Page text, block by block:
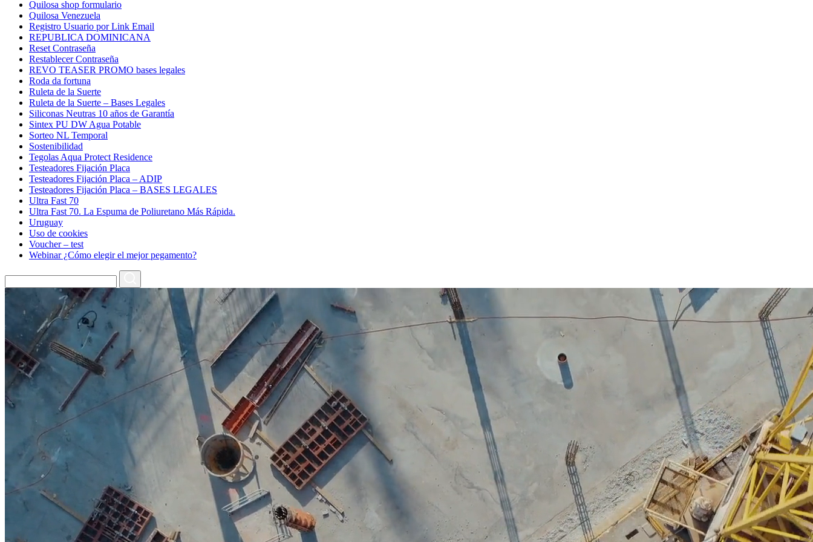
Quilosa shop formulario
Quilosa Venezuela
Registro Usuario por Link Email
REPUBLICA DOMINICANA
Reset Contraseña
Restablecer Contraseña
REVO TEASER PROMO bases legales
Roda da fortuna
Ruleta de la Suerte
Ruleta de la Suerte – Bases Legales
Siliconas Neutras 10 años de Garantía
Sintex PU DW Agua Potable
Sorteo NL Temporal
Sostenibilidad
Tegolas Aqua Protect Residence
Testeadores Fijación Placa
Testeadores Fijación Placa – ADIP
Testeadores Fijación Placa – BASES LEGALES
Ultra Fast 70
Ultra Fast 70. La Espuma de Poliuretano Más Rápida.
Uruguay
Uso de cookies
Voucher – test
Webinar ¿Cómo elegir el mejor pegamento?